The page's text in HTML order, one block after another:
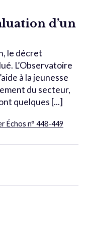
d’un
le décret
L’Observatoire
à la jeunesse
du secteur,
quelques [...]
Échos n° 448-449